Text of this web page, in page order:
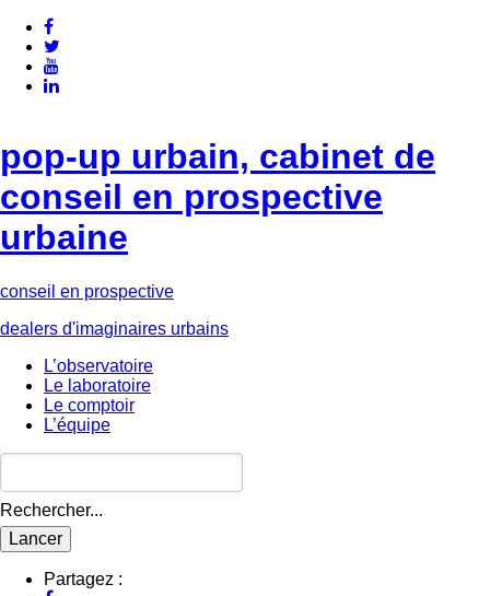
pop-up urbain, cabinet de
conseil en prospective
urbaine
conseil en prospective
dealers d'imaginaires urbains
L’observatoire
Le laboratoire
Le comptoir
L’équipe
Rechercher...
Partagez :